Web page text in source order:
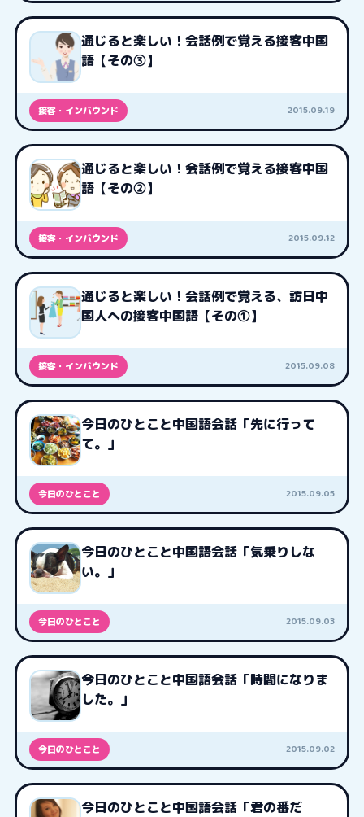
通じると楽しい！会話例で覚える接客中国
語【その③】
接客・インバウンド 2015.09.19
通じると楽しい！会話例で覚える接客中国
語【その②】
接客・インバウンド 2015.09.12
通じると楽しい！会話例で覚える、訪日中
国人への接客中国語【その①】
接客・インバウンド 2015.09.08
今日のひとこと中国語会話「先に行って
て。」
今日のひとこと 2015.09.05
今日のひとこと中国語会話「気乗りしな
い。」
今日のひとこと 2015.09.03
今日のひとこと中国語会話「時間になりま
した。」
今日のひとこと 2015.09.02
今日のひとこと中国語会話「君の番だ